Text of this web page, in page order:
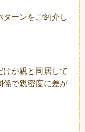
ーンをご紹介し
けが親と同居して
係で親密度に差が